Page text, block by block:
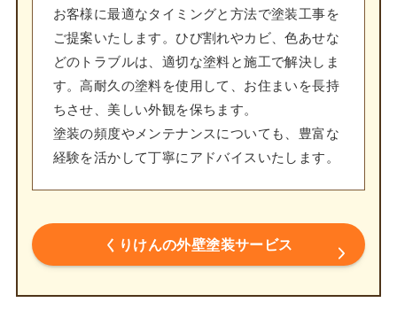
お客様に最適なタイミングと方法で塗装工事を
ご提案いたします。ひび割れやカビ、色あせな
どのトラブルは、適切な塗料と施工で解決しま
す。高耐久の塗料を使用して、お住まいを長持
ちさせ、美しい外観を保ちます。
塗装の頻度やメンテナンスについても、豊富な
経験を活かして丁寧にアドバイスいたします。
くりけんの外壁塗装サービス